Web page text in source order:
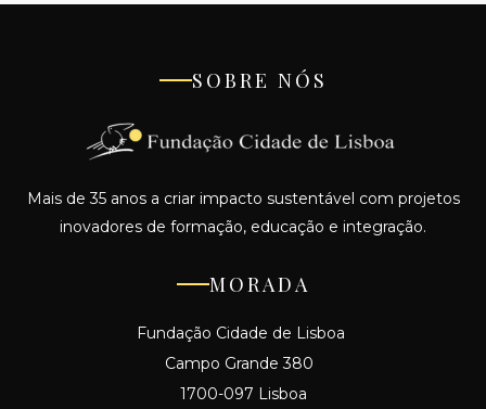
SOBRE NÓS
Mais de 35 anos a criar impacto sustentável com projetos
inovadores de formação, educação e integração.
MORADA
Fundação Cidade de Lisboa
Campo Grande 380
1700-097 Lisboa